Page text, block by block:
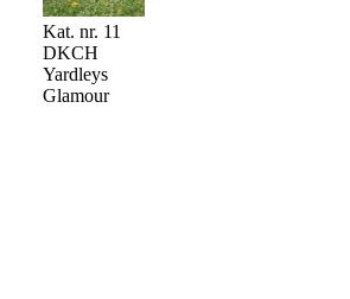
Kat. nr. 11
DKCH
Yardleys
Glamour